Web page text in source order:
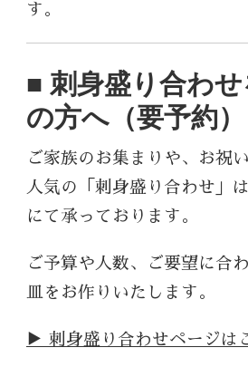
す。
■ 刺身盛り合わ
の方へ（要予約）
ご家族のお集まりや、お祝
人気の「刺身盛り合わせ」
にて承っております。
ご予算や人数、ご要望に合
皿をお作りいたします。
▶ 刺身盛り合わせページは